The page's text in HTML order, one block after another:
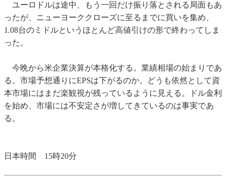
ユーロドルは途中、もう一回だけ振り落とされる局面もあ
ったが、ニューヨーククローズに至るまでに買いを集め、
1.08台のミドルというほとんど高値引けの形で終わってしま
った。
今晩から米企業決算が本格化する。業績相場の始まりであ
る。市場予想通りにEPSは下がるのか。どうも依然として資
本市場にはまだ楽観視が残っているように見える。ドル金利
を始め、市場には不安定さが増してきているのは事実であ
る。
日本時間 15時20分